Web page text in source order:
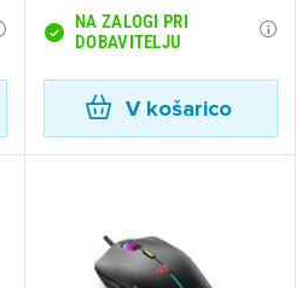
NA ZALOGI PRI
DOBAVITELJU
V košarico